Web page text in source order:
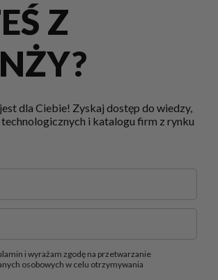
Z
dla Ciebie! Zyskaj dostęp do wiedzy,
i katalogu firm z rynku
i wyrażam zgodę na przetwarzanie
osobowych w celu otrzymywania